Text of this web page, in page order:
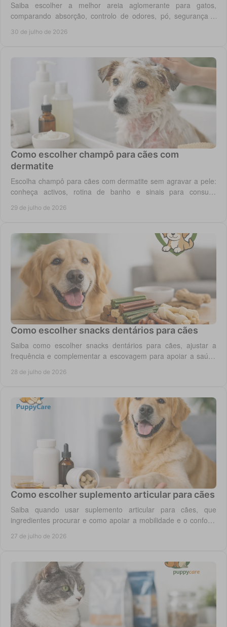
Saiba escolher a melhor areia aglomerante para gatos,
comparando absorção, controlo de odores, pó, segurança e
30 de julho de 2026
Como escolher champô para cães com
dermatite
Escolha champô para cães com dermatite sem agravar a pele:
conheça activos, rotina de banho e sinais para consulta
29 de julho de 2026
Como escolher snacks dentários para cães
Saiba como escolher snacks dentários para cães, ajustar a
frequência e complementar a escovagem para apoiar a saúde
28 de julho de 2026
Como escolher suplemento articular para cães
Saiba quando usar suplemento articular para cães, que
ingredientes procurar e como apoiar a mobilidade e o conforto
27 de julho de 2026